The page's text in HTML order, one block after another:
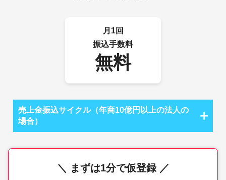
月1回
振込手数料
無料
売上金振込サイクル（年商10億円以上の法人の
場合）
＼ まずは1分で仮登録 ／